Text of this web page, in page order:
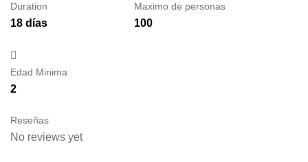
Duration
18 días
Maximo de personas
100
Edad Minima
2
Reseñas
No reviews yet